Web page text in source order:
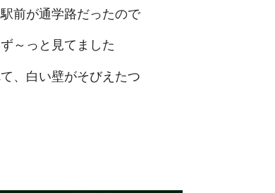
前が通学路だったので
～っと見てました
、白い壁がそびえたつ